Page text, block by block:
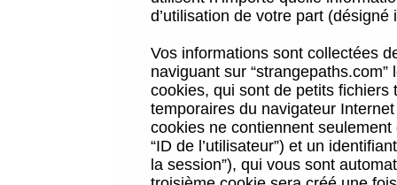
d’utilisation de votre part (désigné
Vos informations sont collectées
naviguant sur
cookies, qui sont de petits
temporaires du navigateur
cookies ne contiennent
“ID de l’utilisateur”) et un
la session”), qui vous sont